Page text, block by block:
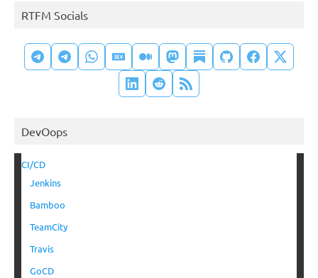
RTFM Socials
DevOops
CI/CD
Jenkins
Bamboo
TeamCity
Travis
GoCD